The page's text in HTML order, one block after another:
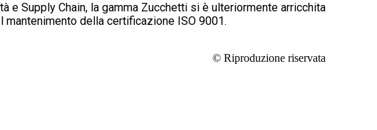
e Supply Chain, la gamma Zucchetti si è ulteriormente arricchita
della certificazione ISO 9001.
© Riproduzione riservata